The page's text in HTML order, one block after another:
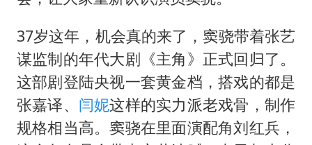
37岁这年，机会真的来了，窦骁带着张艺
谋监制的年代大剧《主角》正式回归了。
这部剧登陆央视一套黄金档，搭戏的都是
张嘉译、 闫妮这样的实力派老戏骨，制作
规格相当高。窦骁在里面演配角刘红兵，